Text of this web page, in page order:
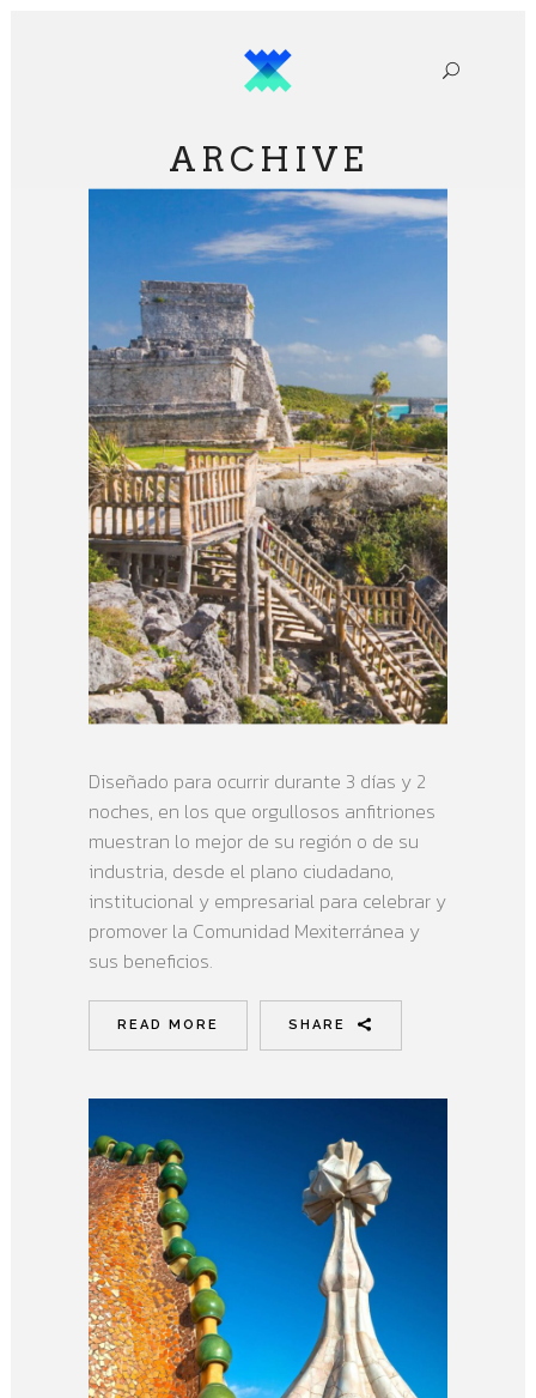
ARCHIVE
Diseñado para ocurrir durante 3 días y 2
noches, en los que orgullosos anfitriones
muestran lo mejor de su región o de su
industria, desde el plano ciudadano,
institucional y empresarial para celebrar y
promover la Comunidad Mexiterránea y
sus beneficios.
READ MORE SHARE